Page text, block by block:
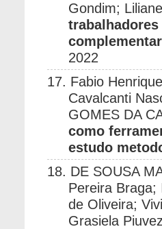
Gondim;
2022
17. Fabio
Cavalcanti
GOMES DA
como
estudo
18. DE SOUSA
Pereira Braga;
de Oliveira;
Grasiela